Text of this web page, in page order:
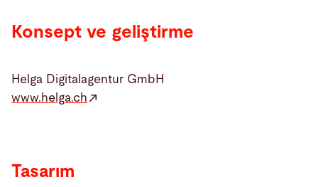
Konsept ve geliştirme
Helga Digitalagentur GmbH
www.helga.ch
Tasarım